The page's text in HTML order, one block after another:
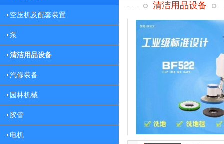
空压机及配套装置
泵
清洁用品设备
汽修装备
园林机械
胶管
电机
清洁用品设备